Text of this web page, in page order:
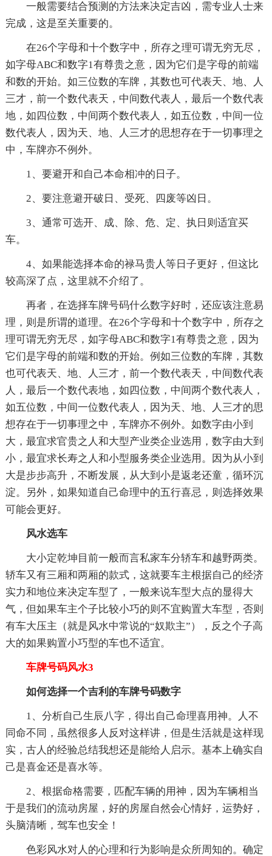
一般需要结合预测的方法来决定吉凶，需专业人士来
完成，这是至关重要的。
在26个字母和十个数字中，所存之理可谓无穷无尽，
如字母ABC和数字1有尊贵之意，因为它们是字母的前端
和数的开始。如三位数的车牌，其数也可代表天、地、人
三才，前一个数代表天，中间数代表人，最后一个数代表
地，如四位数，中间两个数代表人，如五位数，中间一位
数代表人，因为天、地、人三才的思想存在于一切事理之
中，车牌亦不例外。
1、要避开和自己本命相冲的日子。
2、要注意避开破日、受死、四废等凶日。
3、通常可选开、成、除、危、定、执日则适宜买
车。
4、如果能选择本命的禄马贵人等日子更好，但这比
较高深了点，这里就不介绍了。
再者，在选择车牌号码什么数字好时，还应该注意易
理，则是所谓的道理。在26个字母和十个数字中，所存之
理可谓无穷无尽，如字母ABC和数字1有尊贵之意，因为
它们是字母的前端和数的开始。例如三位数的车牌，其数
也可代表天、地、人三才，前一个数代表天，中间数代表
人，最后一个数代表地，如四位数，中间两个数代表人，
如五位数，中间一位数代表人，因为天、地、人三才的思
想存在于一切事理之中，车牌亦不例外。如数字由小到
大，最宜求官贵之人和大型产业类企业选用，数字由大到
小，最宜求长寿之人和小型服务类企业选用。因为从小到
大是步步高升，不断发展，从大到小是返老还童，循环沉
淀。另外，如果知道自己命理中的五行喜忌，则选择效果
可能会更好。
风水选车
大小定乾坤目前一般而言私家车分轿车和越野两类。
轿车又有三厢和两厢的款式，这就要车主根据自己的经济
实力和地位来决定车型了，一般来说车型大点的显得大
气，但如果车主个子比较小巧的则不宜购置大车型，否则
有车大压主（就是风水中常说的“奴欺主”），反之个子高
大的如果购置小巧型的车也不适宜。
车牌号码风水3
如何选择一个吉利的车牌号码数字
1、分析自己生辰八字，得出自己命理喜用神。人不
同命不同，虽然很多人反对这样讲，但是生活就是这样现
实，古人的经验总结我想还是能给人启示。基本上确实自
己是喜金还是喜水等。
2、根据命格需要，匹配车辆的用神，因为车辆相当
于是我们的流动房屋，好的房屋自然会心情好，运势好，
头脑清晰，驾车也安全！
色彩风水对人的心理和行为影响是众所周知的。确定